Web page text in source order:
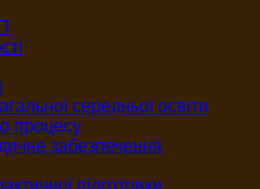
середньої освіти
процесу
забезпечення
підготовки